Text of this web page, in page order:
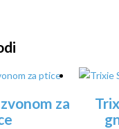
za